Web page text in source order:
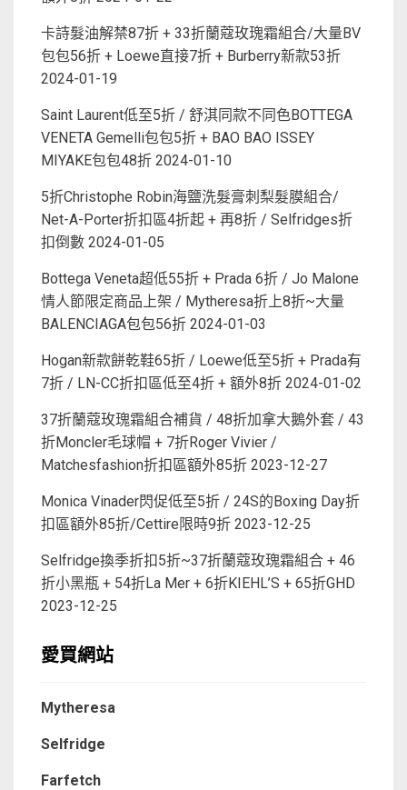
卡詩髮油解禁87折 + 33折蘭蔻玫瑰霜組合/大量BV
包包56折 + Loewe直接7折 + Burberry新款53折
2024-01-19
Saint Laurent低至5折 / 舒淇同款不同色BOTTEGA
VENETA Gemelli包包5折 + BAO BAO ISSEY
MIYAKE包包48折 2024-01-10
5折Christophe Robin海鹽洗髮膏刺梨髮膜組合/
Net-A-Porter折扣區4折起 + 再8折 / Selfridges折
扣倒數 2024-01-05
Bottega Veneta超低55折 + Prada 6折 / Jo Malone
情人節限定商品上架 / Mytheresa折上8折~大量
BALENCIAGA包包56折 2024-01-03
Hogan新款餅乾鞋65折 / Loewe低至5折 + Prada有
7折 / LN-CC折扣區低至4折 + 額外8折 2024-01-02
37折蘭蔻玫瑰霜組合補貨 / 48折加拿大鵝外套 / 43
折Moncler毛球帽 + 7折Roger Vivier /
Matchesfashion折扣區額外85折 2023-12-27
Monica Vinader閃促低至5折 / 24S的Boxing Day折
扣區額外85折/Cettire限時9折 2023-12-25
Selfridge換季折扣5折~37折蘭蔻玫瑰霜組合 + 46
折小黑瓶 + 54折La Mer + 6折KIEHL’S + 65折GHD
2023-12-25
愛買網站
Mytheresa
Selfridge
Farfetch